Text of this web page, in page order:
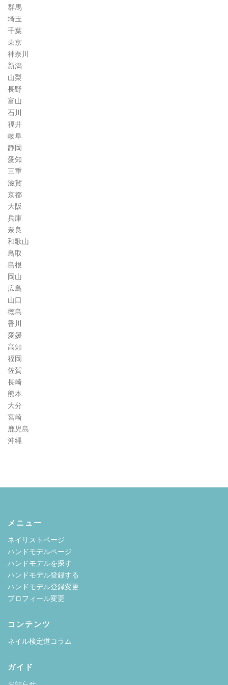
群馬
埼玉
千葉
東京
神奈川
新潟
山梨
長野
富山
石川
福井
岐阜
静岡
愛知
三重
滋賀
京都
大阪
兵庫
奈良
和歌山
鳥取
島根
岡山
広島
山口
徳島
香川
愛媛
高知
福岡
佐賀
長崎
熊本
大分
宮崎
鹿児島
沖縄
メニュー
ネイリストページ
ハンドモデルページ
ハンドモデルを探す
ハンドモデル登録する
ハンドモデル登録変更
プロフィール変更
コンテンツ
ネイル検定道コラム
ガイド